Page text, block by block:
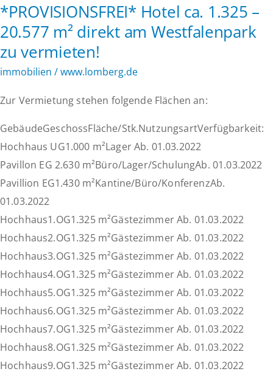
–
20.577
m²
direkt
Westfalenpark
zu
vermieten!
*PROVISIONSFREI* Hotel ca. 1.325 –
20.577 m² direkt am Westfalenpark
zu vermieten!
immobilien /www.lomberg.de
Zur Vermietung stehen folgende Flächen an:
GebäudeGeschossFläche/Stk.NutzungsartVerfügbarkeit:
Hochhaus UG1.000 m²Lager Ab. 01.03.2022
Pavillon EG 2.630 m²Büro/Lager/SchulungAb. 01.03.2022
Pavillion EG1.430 m²Kantine/Büro/KonferenzAb.
01.03.2022
Hochhaus1.OG1.325 m²Gästezimmer Ab. 01.03.2022
Hochhaus2.OG1.325 m²Gästezimmer Ab. 01.03.2022
Hochhaus3.OG1.325 m²Gästezimmer Ab. 01.03.2022
Hochhaus4.OG1.325 m²Gästezimmer Ab. 01.03.2022
Hochhaus5.OG1.325 m²Gästezimmer Ab. 01.03.2022
Hochhaus6.OG1.325 m²Gästezimmer Ab. 01.03.2022
Hochhaus7.OG1.325 m²Gästezimmer Ab. 01.03.2022
Hochhaus8.OG1.325 m²Gästezimmer Ab. 01.03.2022
Hochhaus9.OG1.325 m²Gästezimmer Ab. 01.03.2022